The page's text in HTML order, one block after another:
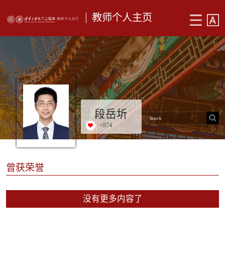
教师个人主页
段岳圻
+874
曾获荣誉
没有更多内容了